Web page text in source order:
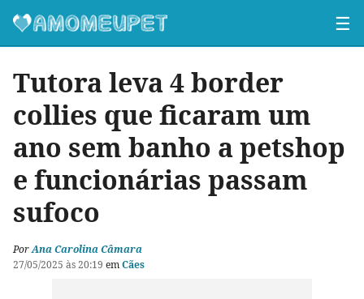
☰
Tutora leva 4 border
collies que ficaram um
ano sem banho a petshop
e funcionárias passam
sufoco
PorAna Carolina Câmara
27/05/2025 às 20:19 emCães